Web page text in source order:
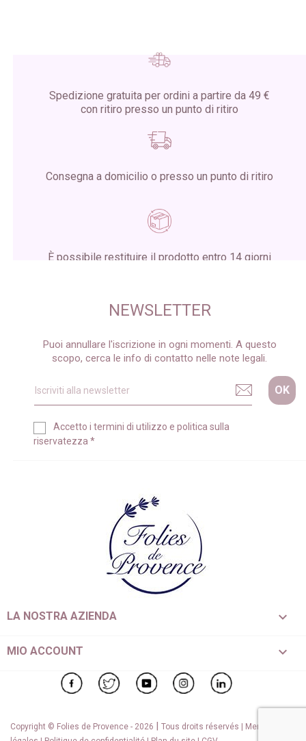
Spedizione gratuita per ordini a partire da 49 €
con ritiro presso un punto di ritiro
Consegna a domicilio o presso un punto di ritiro
È possibile restituire il prodotto entro 14 giorni
NEWSLETTER
Puoi annullare l'iscrizione in ogni momenti. A questo
scopo, cerca le info di contatto nelle note legali.
Accetto i termini di utilizzo e politica sulla
riservatezza *
LA NOSTRA AZIENDA 
MIO ACCOUNT 
FacebookTwitter YouTube Instagram
Copyright © Folies de Provence - 2026 Tous droits réservés |
Mentions